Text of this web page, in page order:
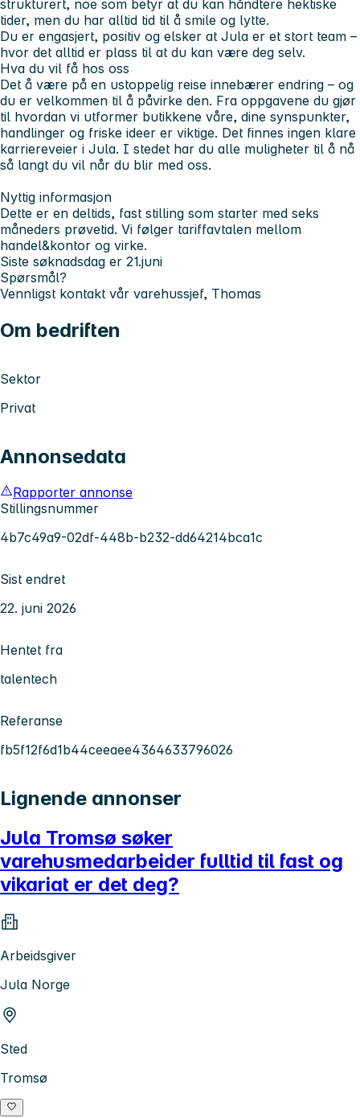
strukturert, noe som betyr at du kan håndtere hektiske
tider, men du har alltid tid til å smile og lytte.
Du er engasjert, positiv og elsker at Jula er et stort team –
hvor det alltid er plass til at du kan være deg selv.
Hva du vil få hos oss
Det å være på en ustoppelig reise innebærer endring – og
du er velkommen til å påvirke den. Fra oppgavene du gjør
til hvordan vi utformer butikkene våre, dine synspunkter,
handlinger og friske ideer er viktige. Det finnes ingen klare
karriereveier i Jula. I stedet har du alle muligheter til å nå
så langt du vil når du blir med oss.
Nyttig informasjon
Dette er en deltids, fast stilling som starter med seks
måneders prøvetid. Vi følger tariffavtalen mellom
handel&kontor og virke.
Siste søknadsdag er 21.juni
Spørsmål?
Vennligst kontakt vår varehussjef, Thomas
Om bedriften
Sektor
Privat
Annonsedata
Rapporter annonse
Stillingsnummer
4b7c49a9-02df-448b-b232-dd64214bca1c
Sist endret
22. juni 2026
Hentet fra
talentech
Referanse
fb5f12f6d1b44ceeaee4364633796026
Lignende annonser
Jula Tromsø søker
varehusmedarbeider fulltid til fast og
vikariat er det deg?
Arbeidsgiver
Jula Norge
Sted
Tromsø